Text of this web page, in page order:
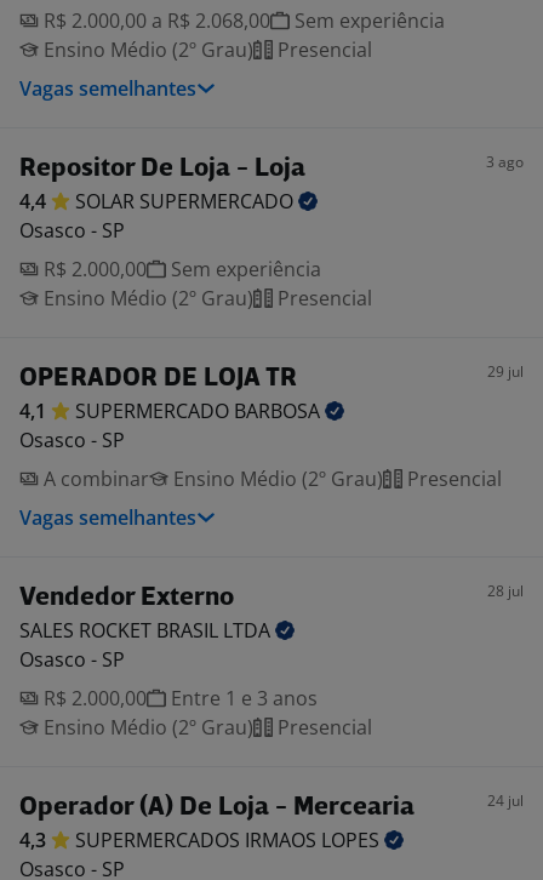
R$ 2.000,00 a R$ 2.068,00
Sem experiência
Ensino Médio (2º Grau)
Presencial
Vagas semelhantes
Repositor De Loja - Loja 3 ago
4,4 SOLAR SUPERMERCADO
Osasco - SP
R$ 2.000,00
Sem experiência
Ensino Médio (2º Grau)
Presencial
OPERADOR DE LOJA TR 29 jul
4,1 SUPERMERCADO BARBOSA
Osasco - SP
A combinar
Ensino Médio (2º Grau)
Presencial
Vagas semelhantes
Vendedor Externo 28 jul
SALES ROCKET BRASIL LTDA
Osasco - SP
R$ 2.000,00
Entre 1 e 3 anos
Ensino Médio (2º Grau)
Presencial
Operador (A) De Loja - Mercearia 24 jul
4,3 SUPERMERCADOS IRMAOS LOPES
Osasco - SP